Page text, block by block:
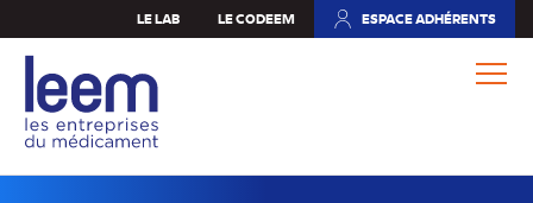
au
contenu
principal
LE LAB LE CODEEM ESPACE ADHÉRENTS
(NOUVEL